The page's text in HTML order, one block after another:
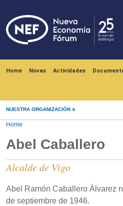
Home Novas Actividades
NUESTRA ORGANIZACIÓN
Home
Abel Caballero
Alcalde de Vigo
Abel Ramón Caballero Álvarez
de septiembre de 1946.